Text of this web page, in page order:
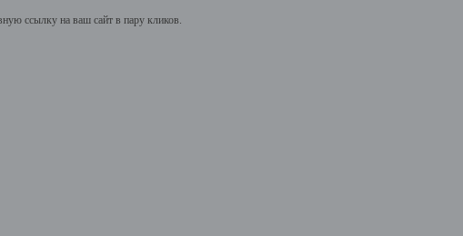
ссылку на ваш сайт в пару кликов.